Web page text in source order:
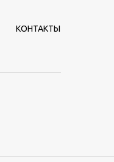
КОНТАКТЫ